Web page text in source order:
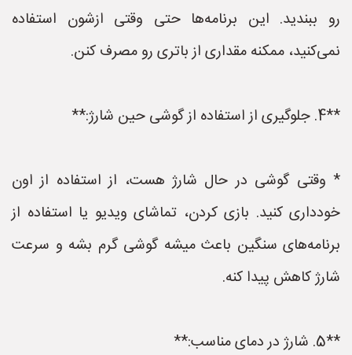
رو ببندید. این برنامه‌ها حتی وقتی ازشون استفاده
نمی‌کنید، ممکنه مقداری از باتری رو مصرف کنن.
**4. جلوگیری از استفاده از گوشی حین شارژ:**
* وقتی گوشی در حال شارژ هست، از استفاده از اون
خودداری کنید. بازی کردن، تماشای ویدیو یا استفاده از
برنامه‌های سنگین باعث میشه گوشی گرم بشه و سرعت
شارژ کاهش پیدا کنه.
**5. شارژ در دمای مناسب:**